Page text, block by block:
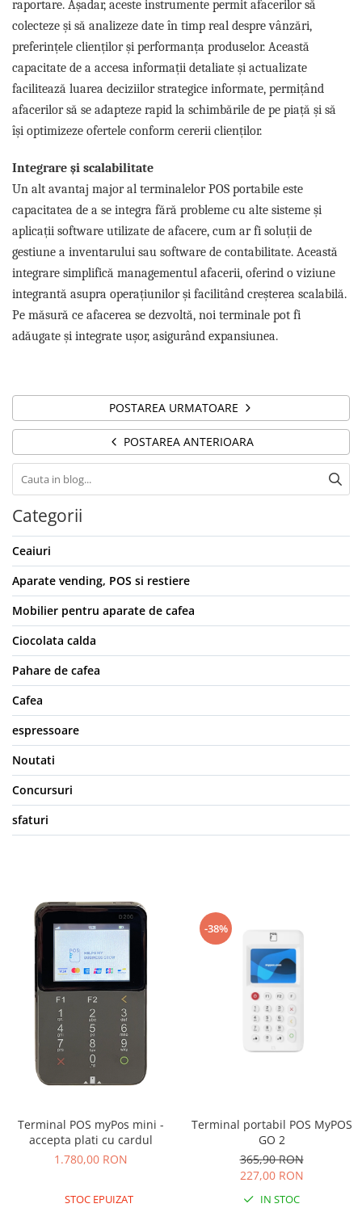
raportare. Așadar, aceste instrumente permit afacerilor să
colecteze și să analizeze date în timp real despre vânzări,
preferințele clienților și performanța produselor. Această
capacitate de a accesa informații detaliate și actualizate
facilitează luarea deciziilor strategice informate, permițând
afacerilor să se adapteze rapid la schimbările de pe piață și să
își optimizeze ofertele conform cererii clienților.
Integrare și scalabilitate
Un alt avantaj major al terminalelor POS portabile este
capacitatea de a se integra fără probleme cu alte sisteme și
aplicații software utilizate de afacere, cum ar fi soluții de
gestiune a inventarului sau software de contabilitate. Această
integrare simplifică managementul afacerii, oferind o viziune
integrantă asupra operațiunilor și facilitând creșterea scalabilă.
Pe măsură ce afacerea se dezvoltă, noi terminale pot fi
adăugate și integrate ușor, asigurând expansiunea.
POSTAREA URMATOARE
POSTAREA ANTERIOARA
Categorii
Ceaiuri
Aparate vending, POS si restiere
Mobilier pentru aparate de cafea
Ciocolata calda
Pahare de cafea
Cafea
espressoare
Noutati
Concursuri
sfaturi
Terminal POS myPos mini -
accepta plati cu cardul
1.780,00 RON
STOC EPUIZAT
-38%
Terminal portabil POS MyPOS
GO 2
365,90 RON
227,00 RON
IN STOC